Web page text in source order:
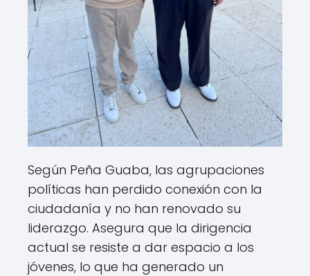
Según Peña Guaba, las agrupaciones
políticas han perdido conexión con la
ciudadanía y no han renovado su
liderazgo. Asegura que la dirigencia
actual se resiste a dar espacio a los
jóvenes, lo que ha generado un